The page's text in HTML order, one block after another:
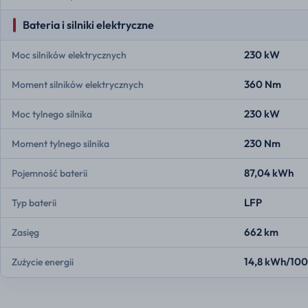
Bateria i silniki elektryczne
Moc silników elektrycznych 230 kW
Moment silników elektrycznych 360 Nm
Moc tylnego silnika 230 kW
Moment tylnego silnika 230 Nm
Pojemność baterii 87,04 kWh
Typ baterii LFP
Zasięg 662 km
Zużycie energii 14,8 kWh/